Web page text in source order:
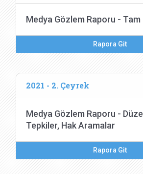
Medya Gözlem Raporu -
Rapora Git
2021 - 2. Çeyrek
Medya Gözlem Raporu -
Tepkiler, Hak Aramalar
Rapora Git